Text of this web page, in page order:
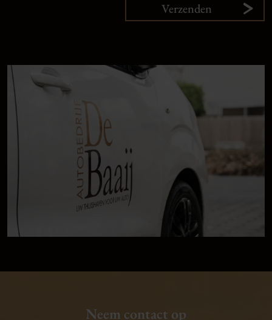
Verzenden
Neem contact op